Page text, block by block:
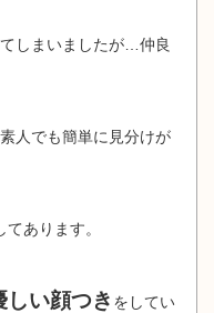
しまいましたが…仲良
人でも簡単に見分けが
あります。
しい顔つき をしてい